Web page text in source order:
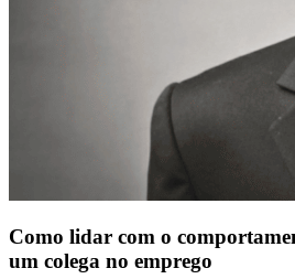
Como lidar com o
um colega no emprego